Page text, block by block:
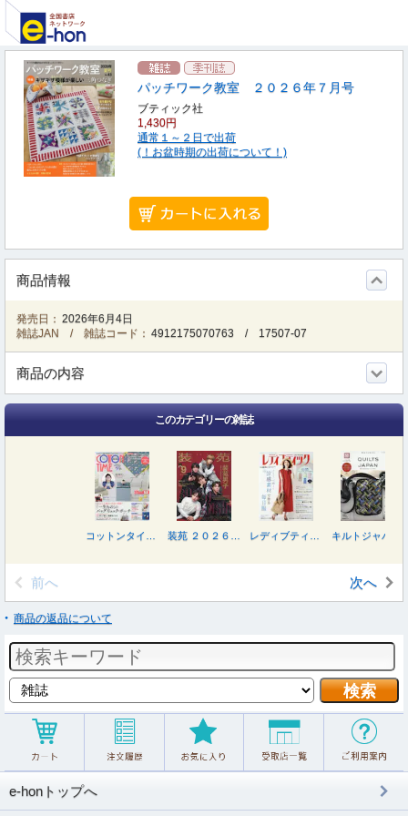
パッチワーク教室 ２０２６年７月号
ブティック社
1,430円
通常１～２日で出荷
(！お盆時期の出荷について！)
商品情報
発売日： 2026年6月4日
雑誌JAN / 雑誌コード： 4912175070763 / 17507-07
商品の内容
このカテゴリーの雑誌
前へ 次へ
商品の返品について
e-honトップへ